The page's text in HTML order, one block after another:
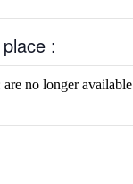
:
no longer available